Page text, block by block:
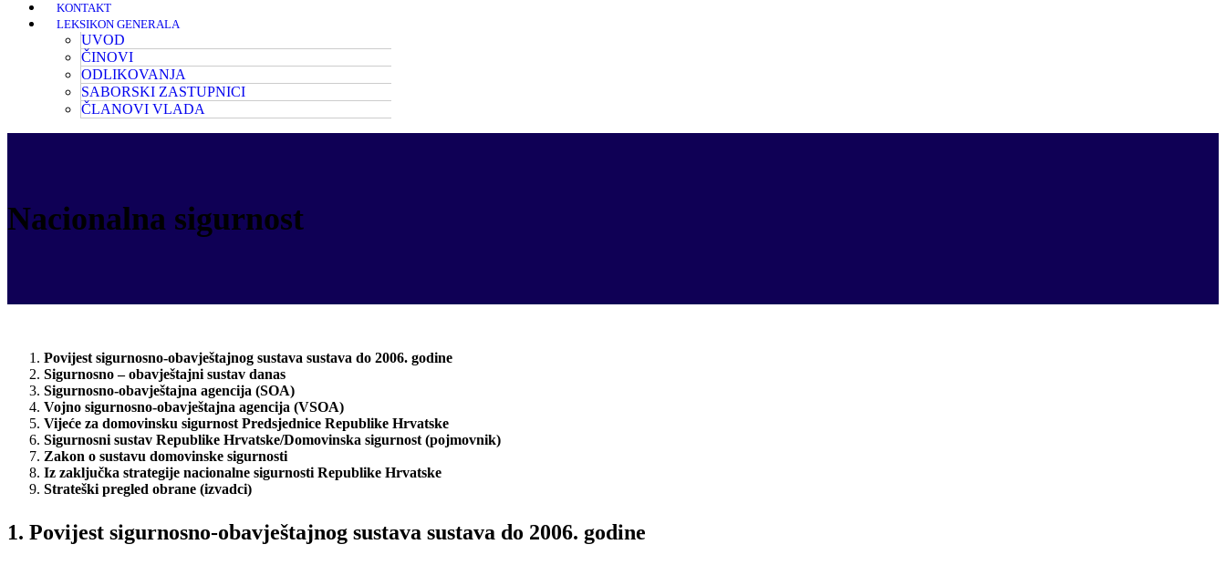
KONTAKT
LEKSIKON GENERALA
UVOD
ČINOVI
ODLIKOVANJA
SABORSKI ZASTUPNICI
ČLANOVI VLADA
Nacionalna sigurnost
Povijest sigurnosno-obavještajnog sustava sustava do 2006. godine
Sigurnosno – obavještajni sustav danas
Sigurnosno-obavještajna agencija (SOA)
Vojno sigurnosno-obavještajna agencija (VSOA)
Vijeće za domovinsku sigurnost Predsjednice Republike Hrvatske
Sigurnosni sustav Republike Hrvatske/Domovinska sigurnost (pojmovnik)
Zakon o sustavu domovinske sigurnosti
Iz zaključka strategije nacionalne sigurnosti Republike Hrvatske
Strateški pregled obrane (izvadci)
1. Povijest sigurnosno-obavještajnog sustava sustava do 2006. godine